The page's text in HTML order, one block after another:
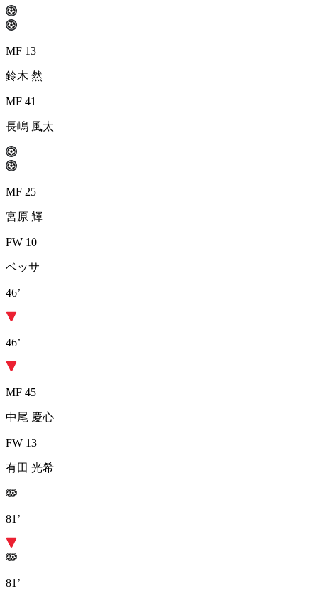
MF 13
鈴木 然
MF 41
長嶋 風太
MF 25
宮原 輝
FW 10
ベッサ
46’
46’
MF 45
中尾 慶心
FW 13
有田 光希
81’
81’